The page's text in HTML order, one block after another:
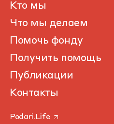
Кто мы
Что мы делаем
Помочь фонду
Получить помощь
Публикации
Контакты
Podari.Life